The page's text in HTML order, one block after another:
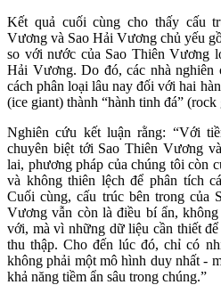
Kết quả cuối cùng cho thấy cấu
Vương và Sao Hải Vương chủ yếu
so với nước của Sao Thiên Vương
Hải Vương. Do đó, các nhà
cách phân loại lâu nay đối với hai
(ice giant) thành “hành tinh đá” (rock
Nghiên cứu kết luận rằng: “Với
chuyên biệt tới Sao Thiên Vương
lai, phương pháp của chúng tôi còn
và không thiên lệch để phân tích
Cuối cùng, cấu trúc bên trong của
Vương vẫn còn là điều bí ẩn,
với, mà vì những dữ liệu cần thiết
thu thập. Cho đến lúc đó, chỉ có
không phải một mô hình duy nhất -
khả năng tiềm ẩn sâu trong chúng.”